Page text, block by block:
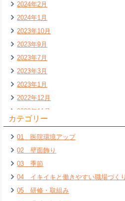
2024年2月
2024年1月
2023年10月
2023年9月
2023年7月
2023年3月
2023年1月
2022年12月
2022年11月
2022年7月
2022年6月
2022年5月
2022年4月
2022年3月
2022年2月
カテゴリー
01 医院環境アップ
02 壁面飾り
03 季節
04 イキイキと働きやすい職場づくり
05 研修・取組み